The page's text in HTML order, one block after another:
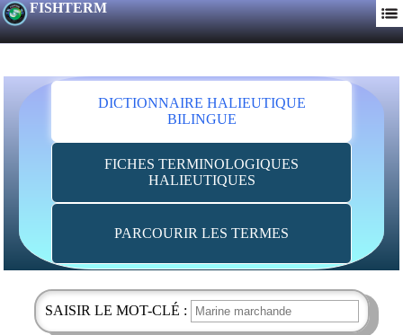
FISHTERM
DICTIONNAIRE HALIEUTIQUE
BILINGUE
FICHES TERMINOLOGIQUES
HALIEUTIQUES
PARCOURIR LES TERMES
SAISIR LE MOT-CLÉ :